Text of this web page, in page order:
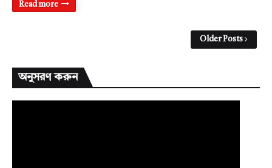
Read more
Older Posts
অনুসরণ করুন